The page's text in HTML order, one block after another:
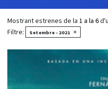
Mostrant estrenes de la 1 a la 6
Filtre:
Setembre - 2021 ×